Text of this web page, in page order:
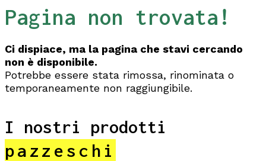
Pagina non trovata!
Ci dispiace, ma la pagina che stavi cercando
non è disponibile.
Potrebbe essere stata rimossa, rinominata o
temporaneamente non raggiungibile.
I nostri prodotti
pazzeschi